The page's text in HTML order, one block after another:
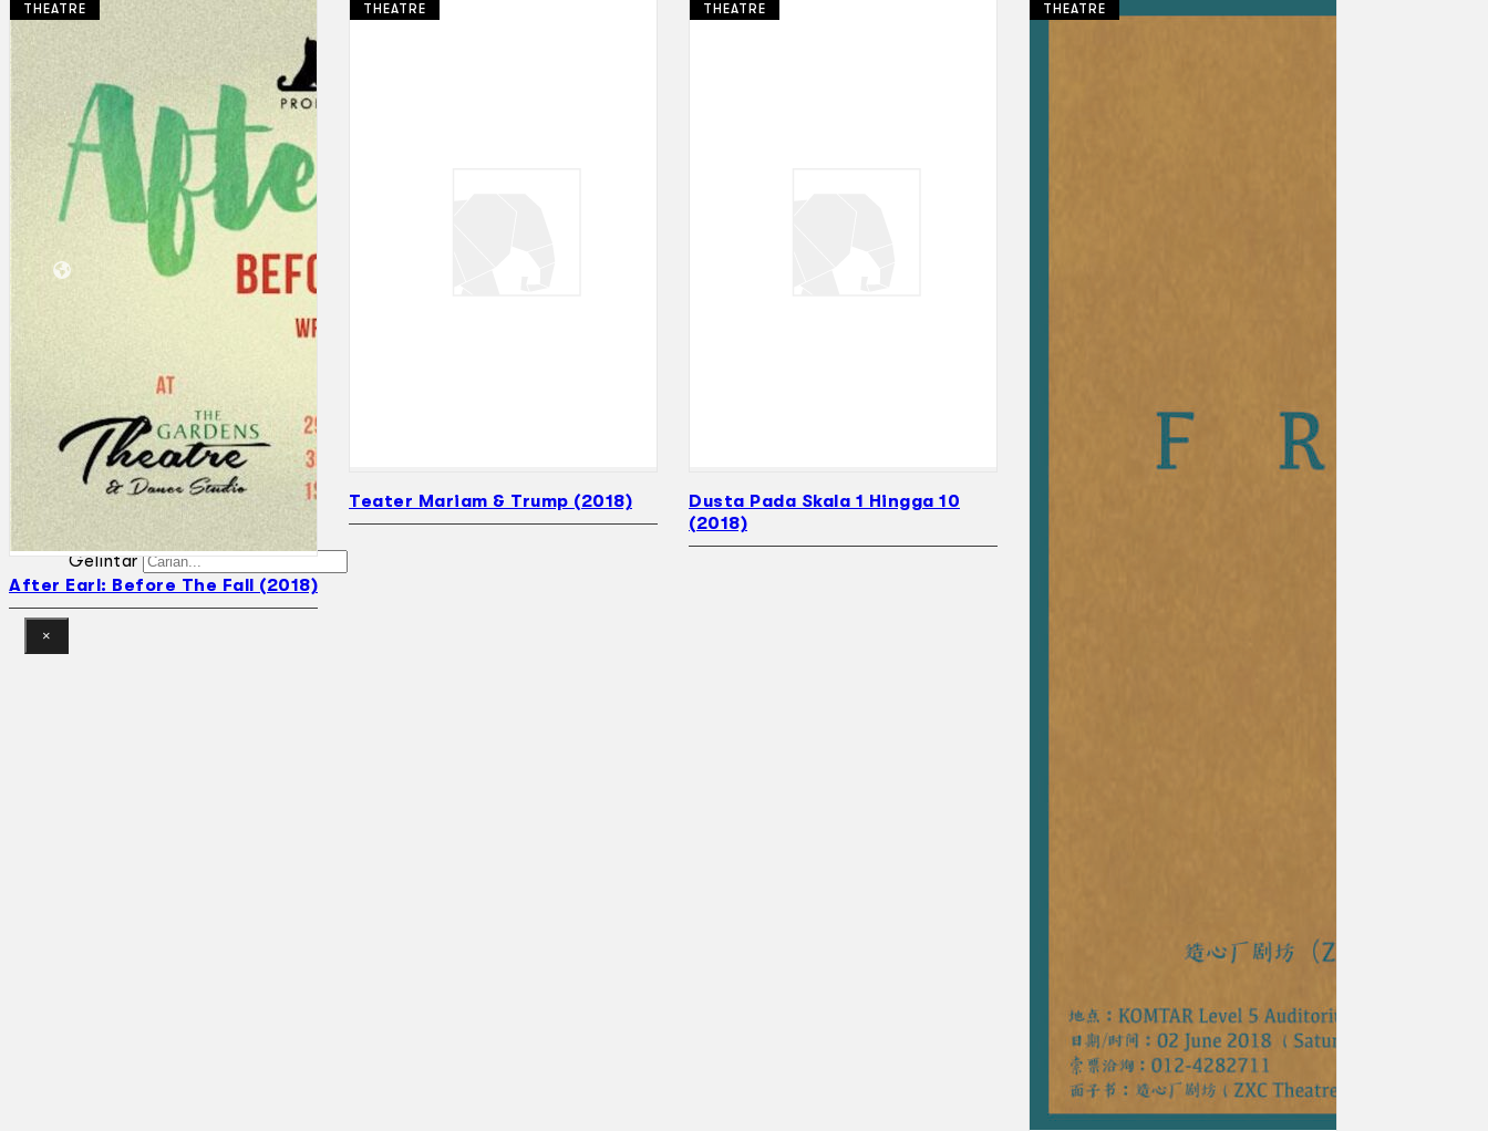
Koleksi Kami
Teater
Tarian
Artikel
Penapisan
Sejarah Lisan
Mengenai Kami
Hubungi Kami
Cari laman web
Gelintar
×
THEATRE
After Earl: Before The Fall (2018)
THEATRE
Teater Mariam & Trump (2018)
THEATRE
Dusta Pada Skala 1 Hingga 10
(2018)
THEATRE